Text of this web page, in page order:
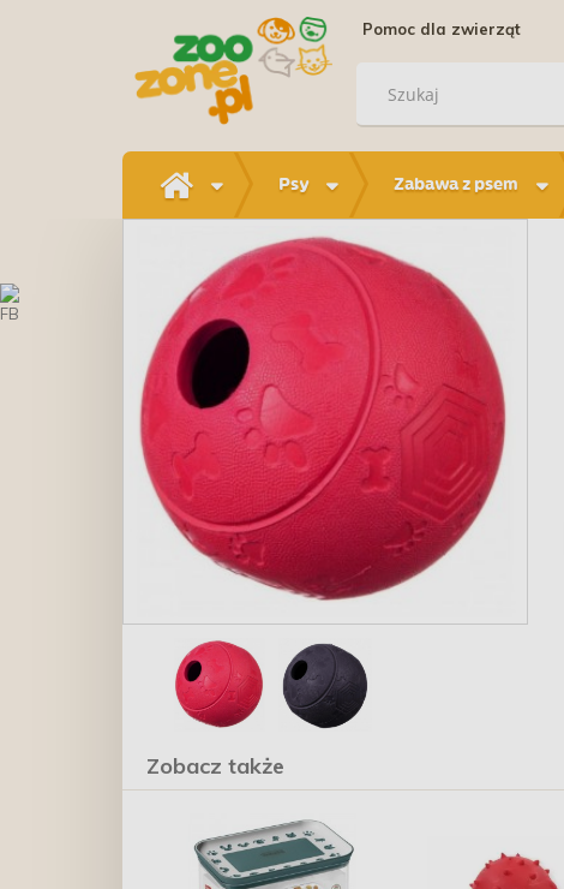
Pomoc dla zwierząt
Psy Zabawa z psem
Zobacz także